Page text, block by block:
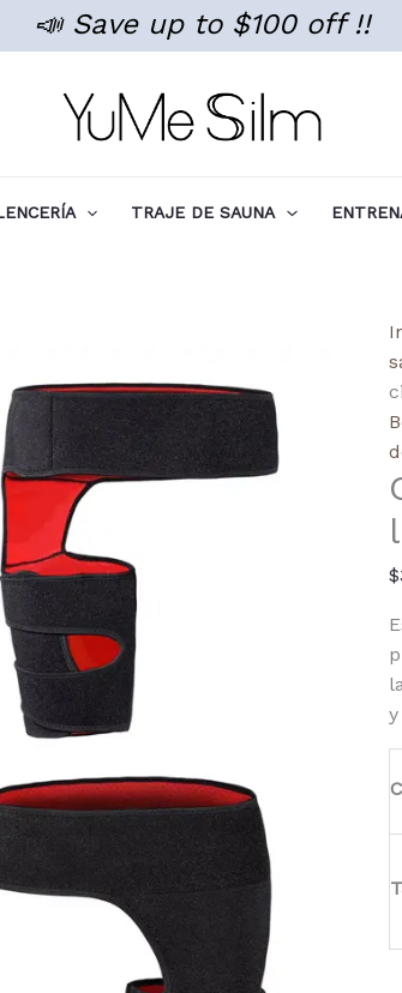
📣 Save up to $100 off !!
TRAJE DE SAUNA
$